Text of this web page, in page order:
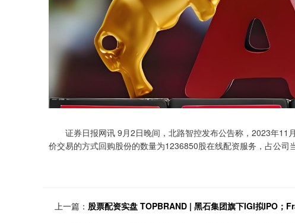
证券日报网讯 9月2日晚间，北路智控发布公告称，2023年11
价交易的方式回购股份的数量为1236850股在线配资服务，占公司
上一篇： 股票配资实盘 TOPBRAND | 黑石集团旗下IGI拟IPO